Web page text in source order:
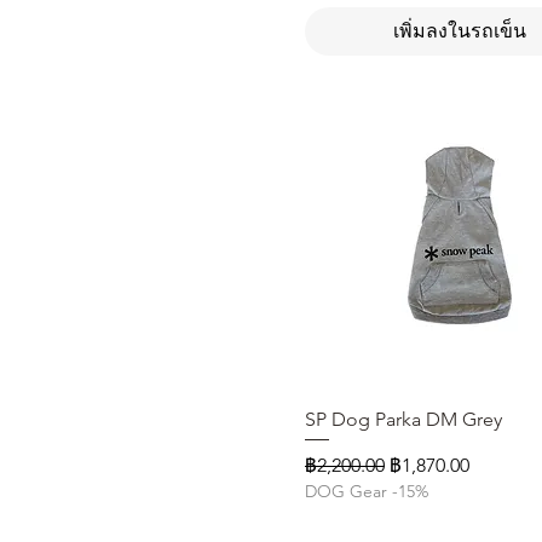
เพิ่มลงในรถเข็น
ดูข้อมูลด่วน
SP Dog Parka DM Grey
ราคาปกติ
฿2,200.00 ราคาขายลด
฿1,870.00
DOG Gear -15%